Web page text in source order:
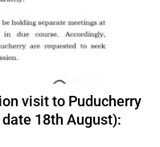
visit to Puducherry
18th August):